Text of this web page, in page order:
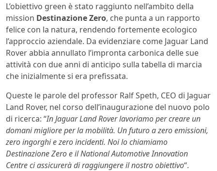
L’obiettivo green è stato raggiunto nell’ambito della
mission Destinazione Zero, che punta a un rapporto
felice con la natura, rendendo fortemente ecologico
l’approccio aziendale. Da evidenziare come Jaguar Land
Rover abbia annullato l’impronta carbonica delle sue
attività con due anni di anticipo sulla tabella di marcia
che inizialmente si era prefissata.
Queste le parole del professor Ralf Speth, CEO di Jaguar
Land Rover, nel corso dell’inaugurazione del nuovo polo
di ricerca: “In Jaguar Land Rover lavoriamo per creare un
domani migliore per la mobilità. Un futuro a zero emissioni,
zero ingorghi e zero incidenti. Noi lo chiamiamo
Destinazione Zero e il National Automotive Innovation
Centre ci assicurerà di raggiungere il nostro obiettivo“.